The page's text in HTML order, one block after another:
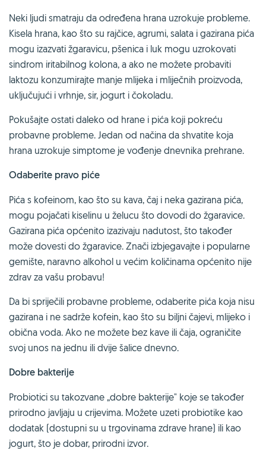
Neki ljudi smatraju da određena hrana uzrokuje probleme.
Kisela hrana, kao što su rajčice, agrumi, salata i gazirana pića
mogu izazvati žgaravicu, pšenica i luk mogu uzrokovati
sindrom iritabilnog kolona, a ako ne možete probaviti
laktozu konzumirajte manje mlijeka i mliječnih proizvoda,
uključujući i vrhnje, sir, jogurt i čokoladu.
Pokušajte ostati daleko od hrane i pića koji pokreću
probavne probleme. Jedan od načina da shvatite koja
hrana uzrokuje simptome je vođenje dnevnika prehrane.
Odaberite pravo piće
Pića s kofeinom, kao što su kava, čaj i neka gazirana pića,
mogu pojačati kiselinu u želucu što dovodi do žgaravice.
Gazirana pića općenito izazivaju nadutost, što također
može dovesti do žgaravice. Znači izbjegavajte i popularne
gemište, naravno alkohol u većim količinama općenito nije
zdrav za vašu probavu!
Da bi spriječili probavne probleme, odaberite pića koja nisu
gazirana i ne sadrže kofein, kao što su biljni čajevi, mlijeko i
obična voda. Ako ne možete bez kave ili čaja, ograničite
svoj unos na jednu ili dvije šalice dnevno.
Dobre bakterije
Probiotici su takozvane „dobre bakterije" koje se također
prirodno javljaju u crijevima. Možete uzeti probiotike kao
dodatak (dostupni su u trgovinama zdrave hrane) ili kao
jogurt, što je dobar, prirodni izvor.